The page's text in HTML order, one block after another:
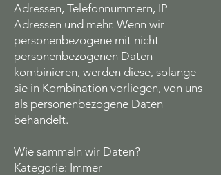
Adressen, Telefonnummern, IP-
Adressen und mehr. Wenn wir
personenbezogene mit nicht
personenbezogenen Daten
kombinieren, werden diese, solange
sie in Kombination vorliegen, von uns
als personenbezogene Daten
behandelt.
Wie sammeln wir Daten?
Kategorie: Immer